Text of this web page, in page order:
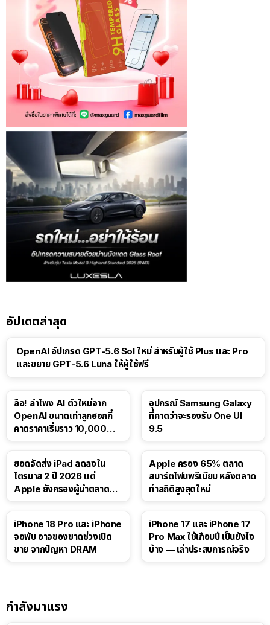
อัปเดตล่าสุด
OpenAI อัปเกรด GPT-5.6 Sol ใหม่ สำหรับผู้ใช้ Plus และ Pro
และขยาย GPT-5.6 Luna ให้ผู้ใช้ฟรี
ลือ! ลำโพง AI ตัวใหม่จาก
OpenAI ขนาดเท่าลูกฮอกกี้
คาดราคาเริ่มราว 10,000
อุปกรณ์ Samsung Galaxy
ที่คาดว่าจะรองรับ One UI
9.5
ยอดจัดส่ง iPad ลดลงใน
ไตรมาส 2 ปี 2026 แต่
Apple ยังครองผู้นำตลาด
Apple ครอง 65% ตลาด
สมาร์ตโฟนพรีเมียม หลังตลาด
ทำสถิติสูงสุดใหม่
iPhone 18 Pro และ iPhone
จอพับ อาจของขาดช่วงเปิด
ขาย จากปัญหา DRAM
41:47
iPhone 17 และ iPhone 17
Pro Max ใช้เกือบปี เป็นยังไง
บ้าง — เล่าประสบการณ์จริง
กำลังมาแรง